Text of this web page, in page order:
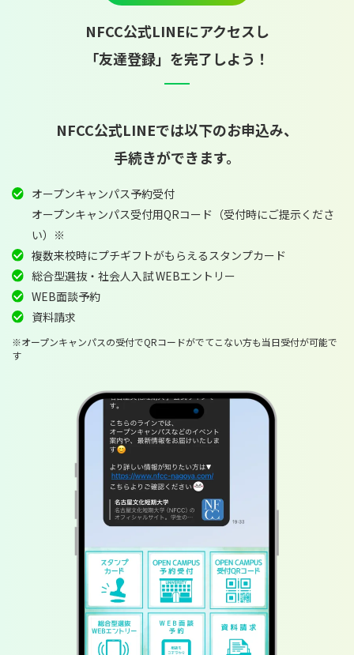
NFCC公式LINEにアクセスし
「友達登録」を完了しよう！
NFCC公式LINEでは以下のお申込み、
手続きができます。
オープンキャンパス予約受付
オープンキャンパス受付用QRコード（受付時にご提示くださ
い）※
複数来校時にプチギフトがもらえるスタンプカード
総合型選抜・社会人入試 WEBエントリー
WEB面談予約
資料請求
※オープンキャンパスの受付でQRコードがでてこない方も当日受付が可能で
す